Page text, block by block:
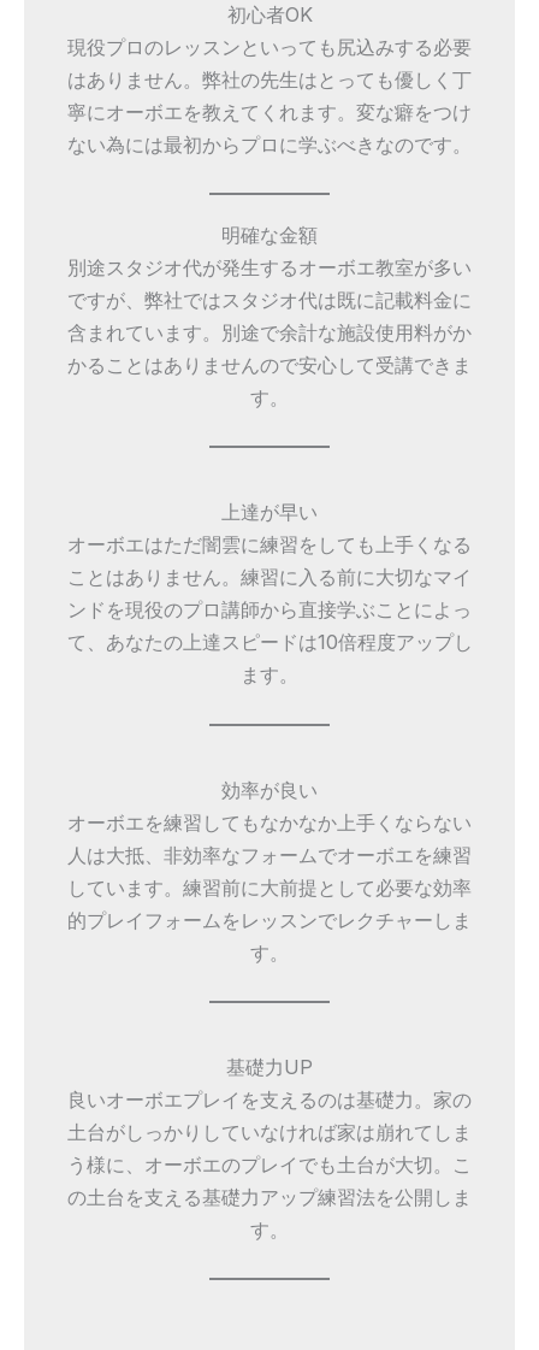
初心者OK
現役プロのレッスンといっても尻込みする必要
はありません。弊社の先生はとっても優しく丁
寧にオーボエを教えてくれます。変な癖をつけ
ない為には最初からプロに学ぶべきなのです。
明確な金額
別途スタジオ代が発生するオーボエ教室が多い
ですが、弊社ではスタジオ代は既に記載料金に
含まれています。別途で余計な施設使用料がか
かることはありませんので安心して受講できま
す。
上達が早い
オーボエはただ闇雲に練習をしても上手くなる
ことはありません。練習に入る前に大切なマイ
ンドを現役のプロ講師から直接学ぶことによっ
て、あなたの上達スピードは10倍程度アップし
ます。
効率が良い
オーボエを練習してもなかなか上手くならない
人は大抵、非効率なフォームでオーボエを練習
しています。練習前に大前提として必要な効率
的プレイフォームをレッスンでレクチャーしま
す。
基礎力UP
良いオーボエプレイを支えるのは基礎力。家の
土台がしっかりしていなければ家は崩れてしま
う様に、オーボエのプレイでも土台が大切。こ
の土台を支える基礎力アップ練習法を公開しま
す。